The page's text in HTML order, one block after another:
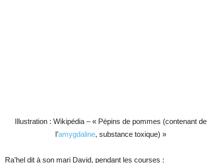
Illustration : Wikipédia – « Pépins de pommes (contenant de
l’amygdaline, substance toxique) »
Ra’hel dit à son mari David, pendant les courses :